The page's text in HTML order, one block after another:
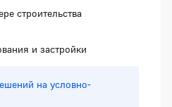
строительства
и застройки
на условно-